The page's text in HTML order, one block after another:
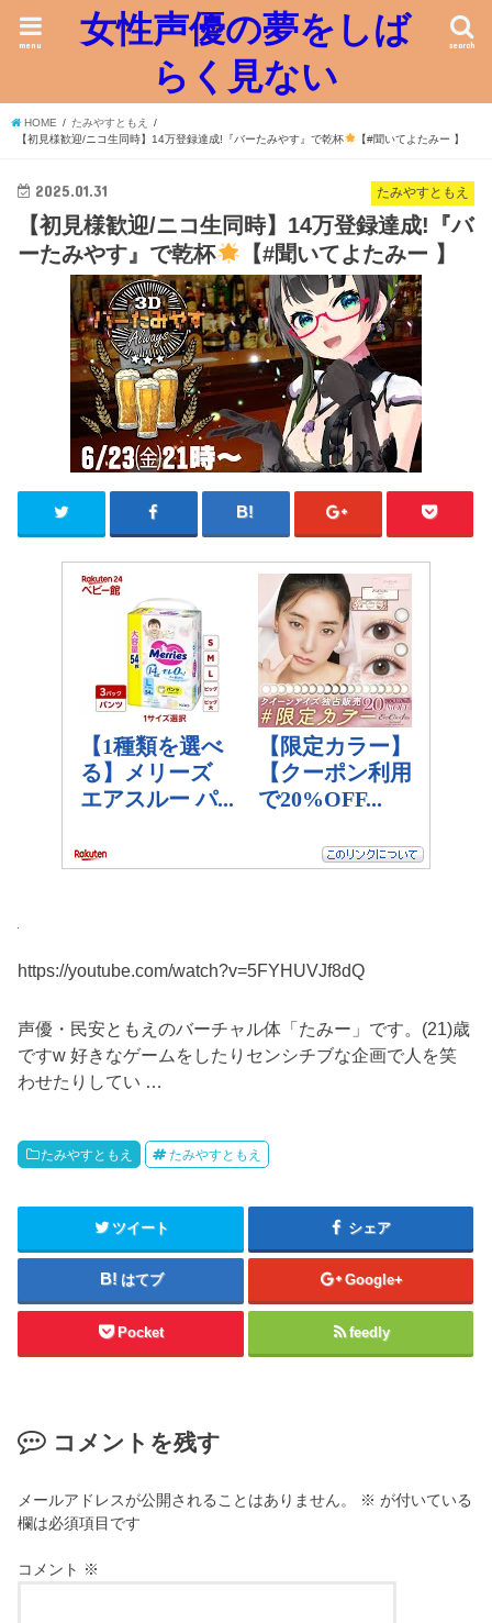
女性声優の夢をしば
らく見ない
search
menu
HOME
たみやすともえ
【初見様歓迎/ニコ生同時】14万登録達成!『バーたみやす』で乾杯
【#聞いてよたみー 】
たみやすともえ
2025.01.31
【初見様歓迎/ニコ生同時】14万登録達成!『バ
ーたみやす』で乾杯
【#聞いてよたみー 】
https://youtube.com/watch?v=5FYHUVJf8dQ
声優・民安ともえのバーチャル体「たみー」です。(21)歳
ですw 好きなゲームをしたりセンシチブな企画で人を笑
わせたりしてい …
たみやすともえ たみやすともえ
ツイート シェア
はてブ Google+
Pocket feedly
コメントを残す
メールアドレスが公開されることはありません。 ※ が付いている
欄は必須項目です
コメント ※